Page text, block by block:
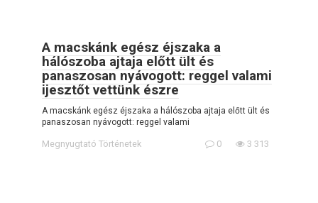
A macskánk egész éjszaka a
hálószoba ajtaja előtt ült és
panaszosan nyávogott: reggel valami
ijesztőt vettünk észre
A macskánk egész éjszaka a hálószoba ajtaja előtt ült és
panaszosan nyávogott: reggel valami
Megnyugtató Történetek 0 3 313